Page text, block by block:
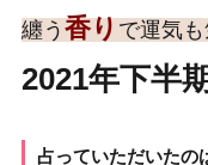
纏う 香りで運気
2021年下半
占っていただいたの